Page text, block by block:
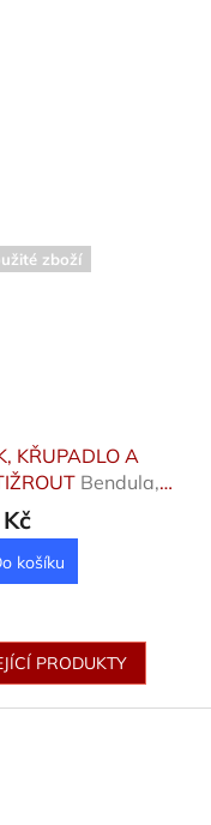
zboží
KŘUPADLO A
Bendula,
košíku
PRODUKTY